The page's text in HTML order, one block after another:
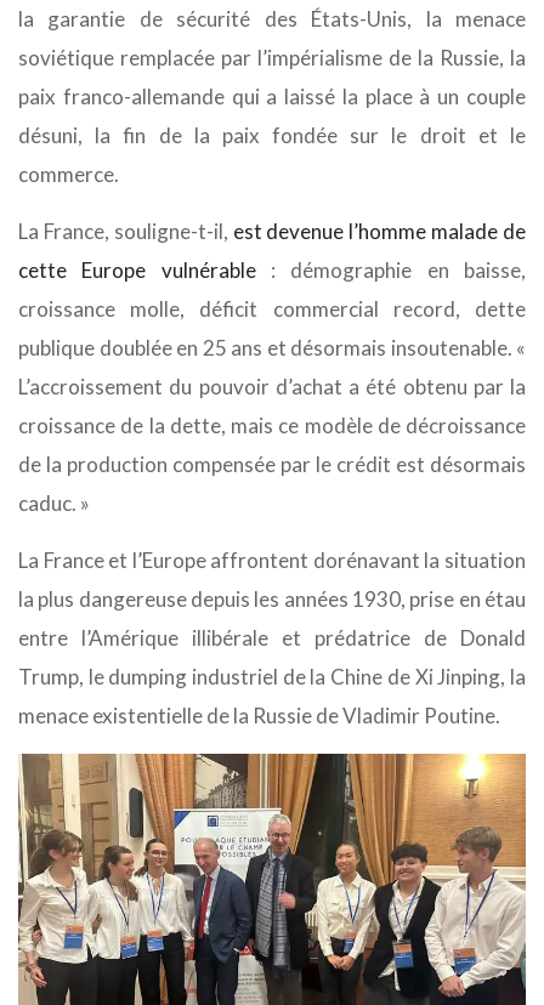
la garantie de sécurité des États-Unis, la menace
soviétique remplacée par l’impérialisme de la Russie, la
paix franco-allemande qui a laissé la place à un couple
désuni, la fin de la paix fondée sur le droit et le
commerce.
La France, souligne-t-il, est devenue l’homme malade de
cette Europe vulnérable: démographie en baisse,
croissance molle, déficit commercial record, dette
publique doublée en 25 ans et désormais insoutenable. «
L’accroissement du pouvoir d’achat a été obtenu par la
croissance de la dette, mais ce modèle de décroissance
de la production compensée par le crédit est désormais
caduc. »
La France et l’Europe affrontent dorénavant la situation
la plus dangereuse depuis les années 1930, prise en étau
entre l’Amérique illibérale et prédatrice de Donald
Trump, le dumping industriel de la Chine de Xi Jinping, la
menace existentielle de la Russie de Vladimir Poutine.